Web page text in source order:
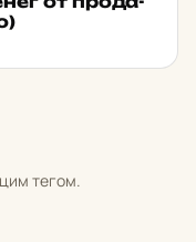
тегом.